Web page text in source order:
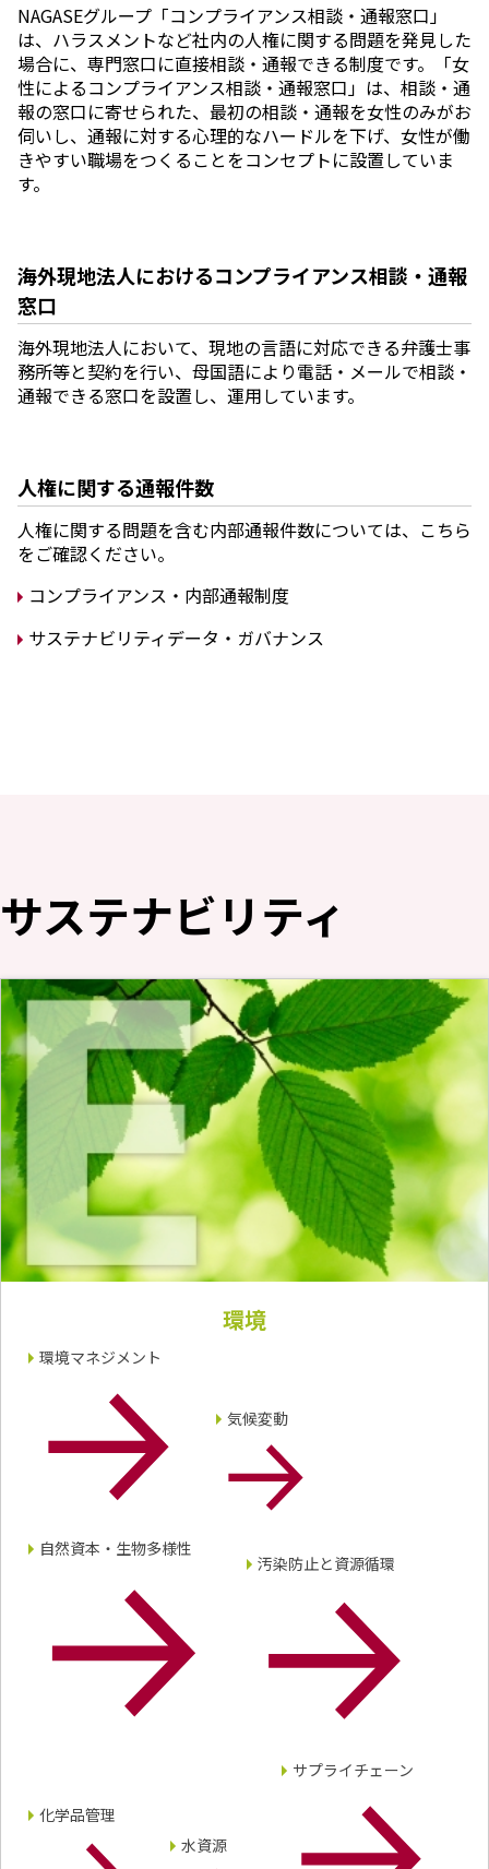
NAGASEグループ「コンプライアンス相談・通報窓口」
は、ハラスメントなど社内の人権に関する問題を発見した
場合に、専門窓口に直接相談・通報できる制度です。「女
性によるコンプライアンス相談・通報窓口」は、相談・通
報の窓口に寄せられた、最初の相談・通報を女性のみがお
伺いし、通報に対する心理的なハードルを下げ、女性が働
きやすい職場をつくることをコンセプトに設置していま
す。
海外現地法人におけるコンプライアンス相談・通報
窓口
海外現地法人において、現地の言語に対応できる弁護士事
務所等と契約を行い、母国語により電話・メールで相談・
通報できる窓口を設置し、運用しています。
人権に関する通報件数
人権に関する問題を含む内部通報件数については、こちら
をご確認ください。
コンプライアンス・内部通報制度
サステナビリティデータ・ガバナンス
サステナビリティ
環境
環境マネジメント
気候変動
自然資本・生物多様性
汚染防止と資源循環
化学品管理
水資源
サプライチェーン